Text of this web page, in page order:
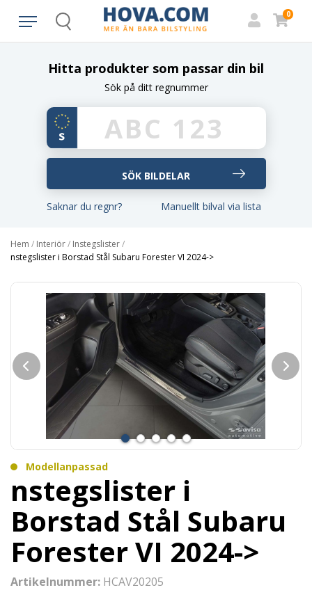
Search
0
Hitta produkter som passar din bil
Sök på ditt regnummer
Saknar du regnr? Manuellt bilval via lista
Hem / Interiör/ Instegslister/
nstegslister i Borstad Stål Subaru Forester VI 2024->
Modellanpassad
nstegslister i
Borstad Stål Subaru
Forester VI 2024->
Artikelnummer: HCAV20205